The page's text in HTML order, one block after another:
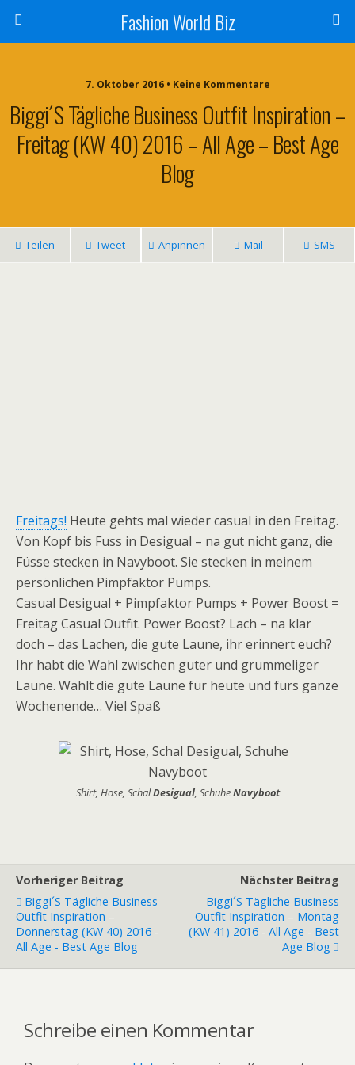
Fashion World Biz
7. Oktober 2016 • Keine Kommentare
Biggi´s Tägliche Business Outfit Inspiration –
Freitag (KW 40) 2016 – All Age – Best Age
Blog
Teilen Tweet Anpinnen Mail SMS
Freitags! Heute gehts mal wieder casual in den Freitag.
Von Kopf bis Fuss in Desigual – na gut nicht ganz, die
Füsse stecken in Navyboot. Sie stecken in meinem
persönlichen Pimpfaktor Pumps.
Casual Desigual + Pimpfaktor Pumps + Power Boost =
Freitag Casual Outfit. Power Boost? Lach – na klar
doch – das Lachen, die gute Laune, ihr erinnert euch?
Ihr habt die Wahl zwischen guter und grummeliger
Laune. Wählt die gute Laune für heute und fürs ganze
Wochenende… Viel Spaß
Shirt, Hose, SchalDesigual, SchuheNavyboot
Vorheriger Beitrag
Biggi´s Tägliche Business
Outfit Inspiration –
Donnerstag (KW 40) 2016 -
All Age - Best Age Blog
Nächster Beitrag
Biggi´s Tägliche Business
Outfit Inspiration – Montag
(KW 41) 2016 - All Age - Best
Age Blog
Schreibe einen Kommentar